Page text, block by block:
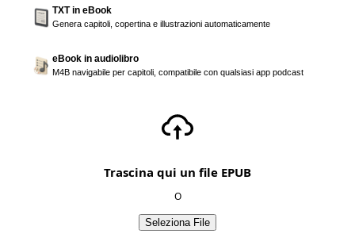
TXT in eBook
Genera capitoli, copertina e illustrazioni automaticamente
eBook in audiolibro
M4B navigabile per capitoli, compatibile con qualsiasi app podcast
Trascina qui un file EPUB
O
Seleziona File